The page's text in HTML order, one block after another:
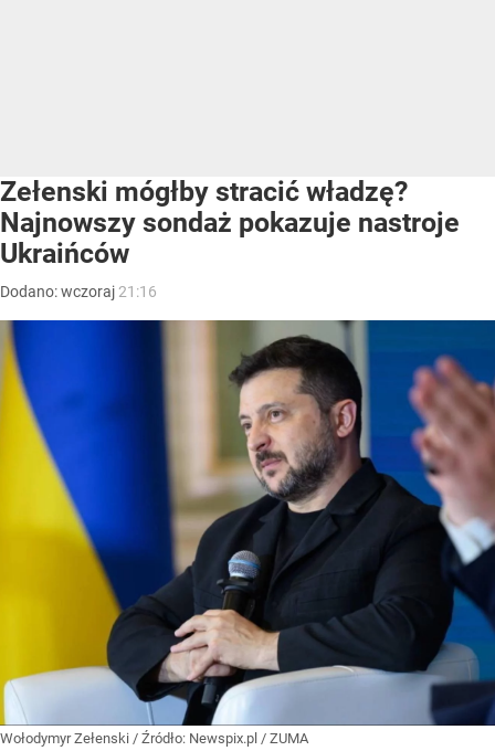
Zełenski mógłby stracić władzę?
Najnowszy sondaż pokazuje nastroje
Ukraińców
Dodano:wczoraj 21:16
Wołodymyr Zełenski / Źródło: Newspix.pl / ZUMA